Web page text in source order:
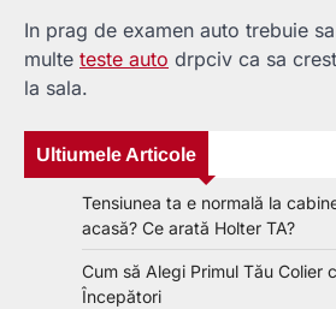
In prag de examen auto trebuie
multe teste auto drpciv ca sa
la sala.
Ultiumele Articole
Tensiunea ta e normală la
acasă? Ce arată Holter TA?
Cum să Alegi Primul Tău Colier
Începători